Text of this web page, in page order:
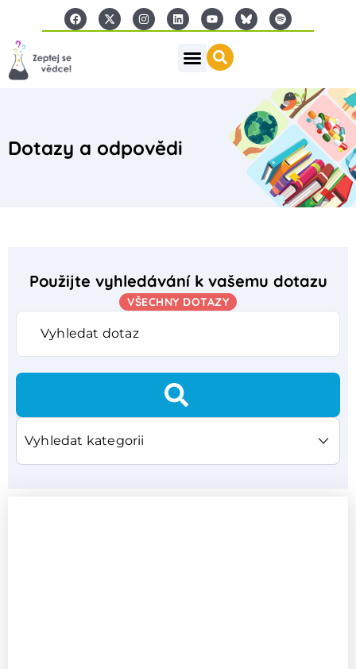
Dotazy a odpovědi
Použijte vyhledávání k vašemu dotazu
VŠECHNY DOTAZY